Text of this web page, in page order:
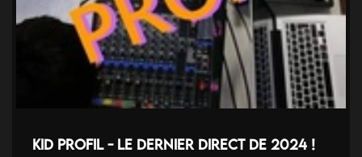
Kid Profil - le dernier direct de 2024 !